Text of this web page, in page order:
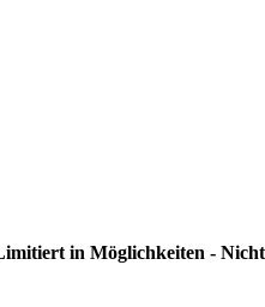
in Möglichkeiten -